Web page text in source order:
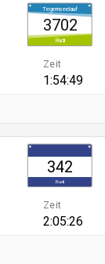
Tegernseelauf
Rudi
3702
Zeit
1:54:49
Rudi
342
Zeit
2:05:26